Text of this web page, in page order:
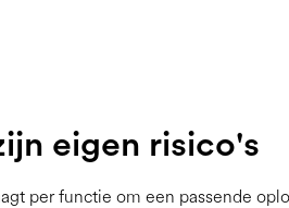
eigen risico's
per functie om een passende